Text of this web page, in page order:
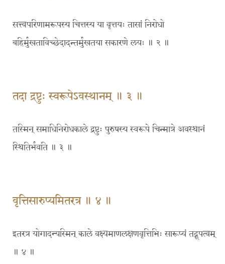
सत्त्वपरिणामरूपस्य चित्तस्य या वृत्तयः तासां निरोधो
बहिर्मुखताविच्छेदादन्तर्मुखतया सकारणे लयः ॥ २ ॥
तदा द्रष्टुः स्वरूपेऽवस्थानम् ॥ ३ ॥
तस्मिन् समाधिनिरोधकाले द्रष्टुः पुरुषस्य स्वरूपे चिन्मात्रे अवस्थानं
स्थितिर्भवति ॥ ३ ॥
वृत्तिसारुप्यमितरत्र ॥ ४ ॥
इतरत्र योगादन्यस्मिन् काले वक्ष्यमाणलक्षणवृत्तिभिः सारूप्यं तद्रूपत्वम्
॥ ४ ॥